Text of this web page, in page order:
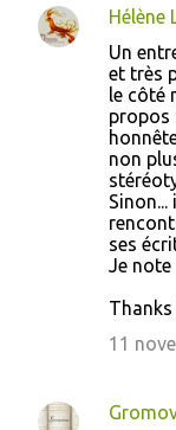
i
r
Hélène
Un
et très
le côté
propos
non
ses
Je
11